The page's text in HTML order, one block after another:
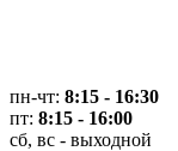
пн-чт: 8:15 - 16:30
пт: 8:15 - 16:00
сб, вс - выходной